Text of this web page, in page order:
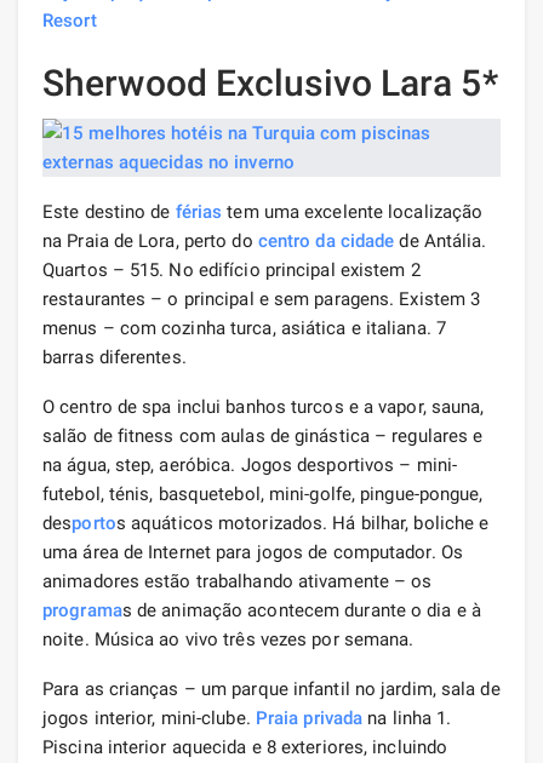
Resort
Sherwood Exclusivo Lara 5*
Este destino de férias tem uma excelente localização
na Praia de Lora, perto do centro da cidade de Antália.
Quartos – 515. No edifício principal existem 2
restaurantes – o principal e sem paragens. Existem 3
menus – com cozinha turca, asiática e italiana. 7
barras diferentes.
O centro de spa inclui banhos turcos e a vapor, sauna,
salão de fitness com aulas de ginástica – regulares e
na água, step, aeróbica. Jogos desportivos – mini-
futebol, ténis, basquetebol, mini-golfe, pingue-pongue,
desportos aquáticos motorizados. Há bilhar, boliche e
uma área de Internet para jogos de computador. Os
animadores estão trabalhando ativamente – os
programas de animação acontecem durante o dia e à
noite. Música ao vivo três vezes por semana.
Para as crianças – um parque infantil no jardim, sala de
jogos interior, mini-clube. Praia privada na linha 1.
Piscina interior aquecida e 8 exteriores, incluindo